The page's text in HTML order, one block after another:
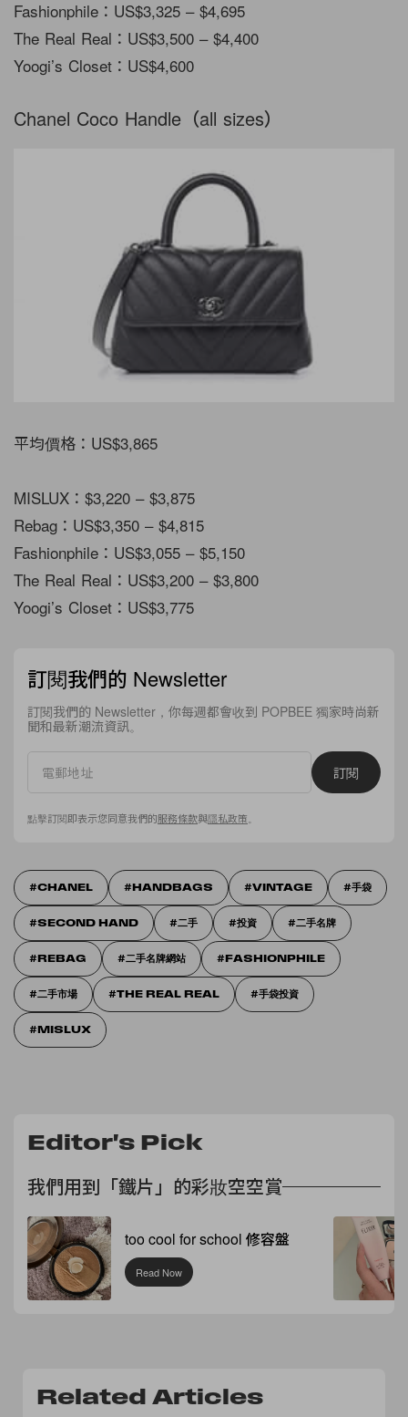
Fashionphile：US$3,325 – $4,695
The Real Real：US$3,500 – $4,400
Yoogi’s Closet：US$4,600
Chanel Coco Handle（all sizes）
平均價格：US$3,865
MISLUX：$3,220 – $3,875
Rebag：US$3,350 – $4,815
Fashionphile：US$3,055 – $5,150
The Real Real：US$3,200 – $3,800
Yoogi’s Closet：US$3,775
訂閱我們的 Newsletter
訂閱我們的 Newsletter，你每週都會收到 POPBEE 獨家時尚新
聞和最新潮流資訊。
訂閱
點擊訂閱即表示您同意我們的服務條款與隱私政策。
CHANEL HANDBAGS VINTAGE 手袋
SECOND HAND 二手 投資 二手名牌
REBAG 二手名牌網站 FASHIONPHILE
二手市場 THE REAL REAL 手袋投資
MISLUX
Editor's Pick
我們用到「鐵片」的彩妝空空賞
too cool for school 修容盤
Read Now
Related Articles